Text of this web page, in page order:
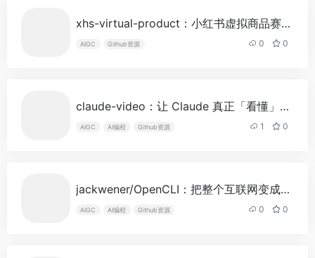
xhs-virtual-product：小红书虚拟商品赛道的开源自动化工具生态
AIGC Github资源 0 0
claude-video：让 Claude 真正「看懂」视频，AI Agent 多模态能力的最后一块短板
AIGC AI编程 Github资源 1 0
jackwener/OpenCLI：把整个互联网变成你的命令行工具，AI Agent 时代的浏览器自动化框架
AIGC AI编程 Github资源 0 0